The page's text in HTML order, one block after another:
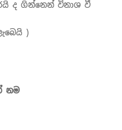
ද ගින්නෙන් විනාශ වී
)
නම